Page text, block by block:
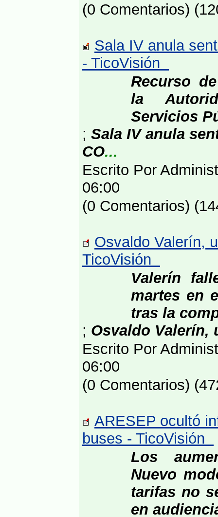
(0 Comentarios)
Sala IV anula
- TicoVisión
Recurso
la
Servicios
; Sala IV anula
CO...
Escrito Por
06:00
(0 Comentarios)
Osvaldo Valerín,
TicoVisión
Valerín
martes en
tras la
; Osvaldo Valerín,
Escrito Por
06:00
(0 Comentarios)
ARESEP ocultó
buses - TicoVisión
Los
Nuevo
tarifas no
en